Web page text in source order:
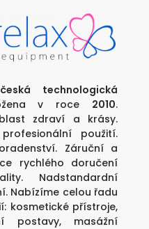
technologická
v roce 2010.
zdraví a krásy.
použití.
Záruční a
rychlého doručení
Nadstandardní
Nabízíme celou řadu
kosmetické přístroje,
postavy, masážní